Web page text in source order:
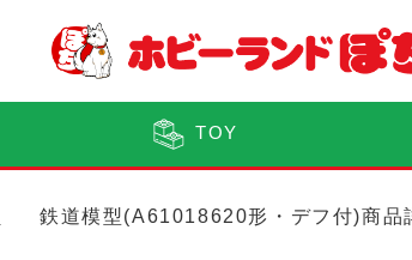
TOY
鉄道模型(A61018620形・デフ付)商品